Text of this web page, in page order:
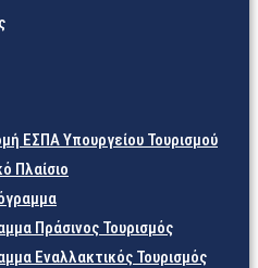
ΕΣΠΑ Υπουργείου Τουρισμού
Πλαίσιο
Πράσινος Τουρισμός
Εναλλακτικός Τουρισμός